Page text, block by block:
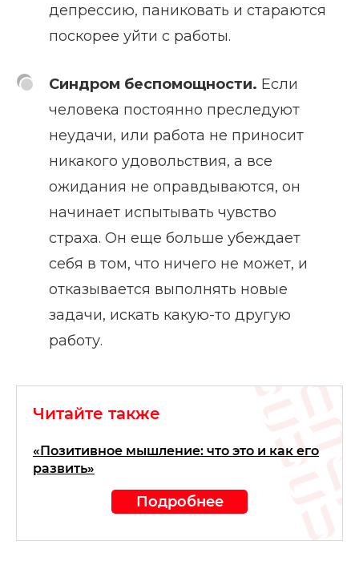
депрессию, паниковать и стараются
поскорее уйти с работы.
Синдром беспомощности. Если
человека постоянно преследуют
неудачи, или работа не приносит
никакого удовольствия, а все
ожидания не оправдываются, он
начинает испытывать чувство
страха. Он еще больше убеждает
себя в том, что ничего не может, и
отказывается выполнять новые
задачи, искать какую-то другую
работу.
Читайте также
«Позитивное мышление: что это и как его
развить»
Подробнее